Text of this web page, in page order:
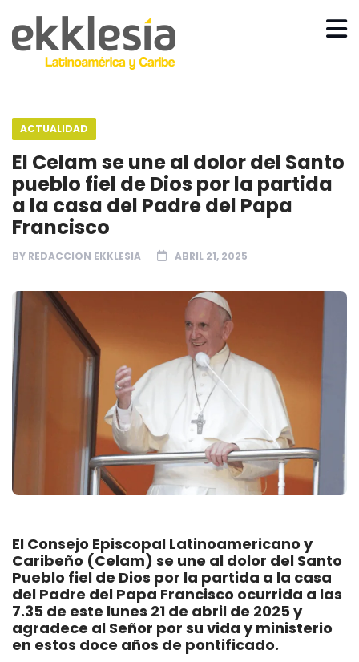
ACTUALIDAD
El Celam se une al dolor del Santo
pueblo fiel de Dios por la partida
a la casa del Padre del Papa
Francisco
BY REDACCION EKKLESIA ABRIL 21, 2025
El Consejo Episcopal Latinoamericano y
Caribeño (Celam) se une al dolor del Santo
Pueblo fiel de Dios por la partida a la casa
del Padre del Papa Francisco ocurrida a las
7.35 de este lunes 21 de abril de 2025 y
agradece al Señor por su vida y ministerio
en estos doce años de pontificado.